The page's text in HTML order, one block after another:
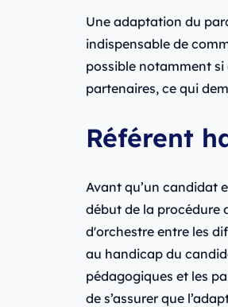
Une adaptation du
indispensable de
possible notamment si
partenaires, ce qui
Référent
Avant qu’un candidat
début de la procédure
d'orchestre entre les
au handicap du
pédagogiques et les
de s’assurer que